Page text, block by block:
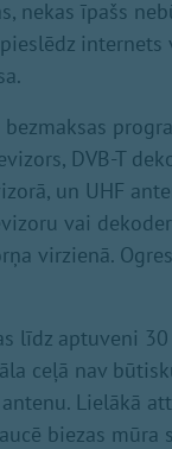
nekas īpašs
internets
bezmaksas
DVB-T
un UHF
vai
virzienā.
līdz aptuveni
ceļā nav
Lielākā
biezas mūra